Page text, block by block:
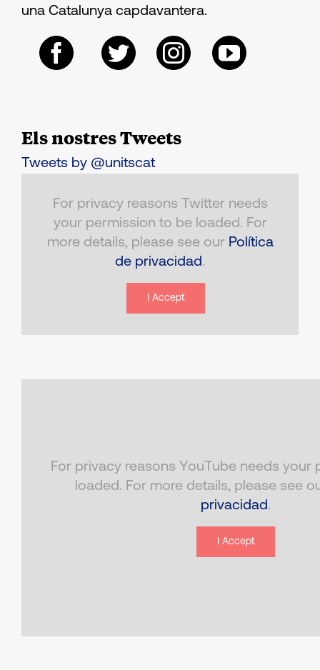
una Catalunya capdavantera.
Els nostres Tweets
Tweets by @unitscat
For privacy reasons Twitter needs
your permission to be loaded. For
more details, please see our Política
de privacidad.
I Accept
For privacy reasons YouTube needs your
loaded. For more details, please see
privacidad.
I Accept